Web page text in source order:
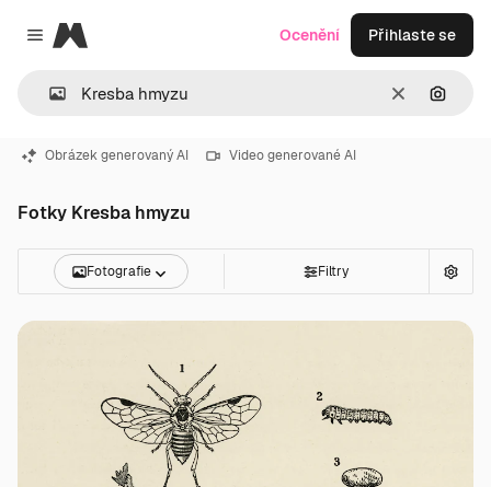
Close menu
Magnific
ZrušitHledat
Ocenění Přihlaste se
Obrázek generovaný AI Video generované AI
Fotky Kresba hmyzu
Fotografie Filtry